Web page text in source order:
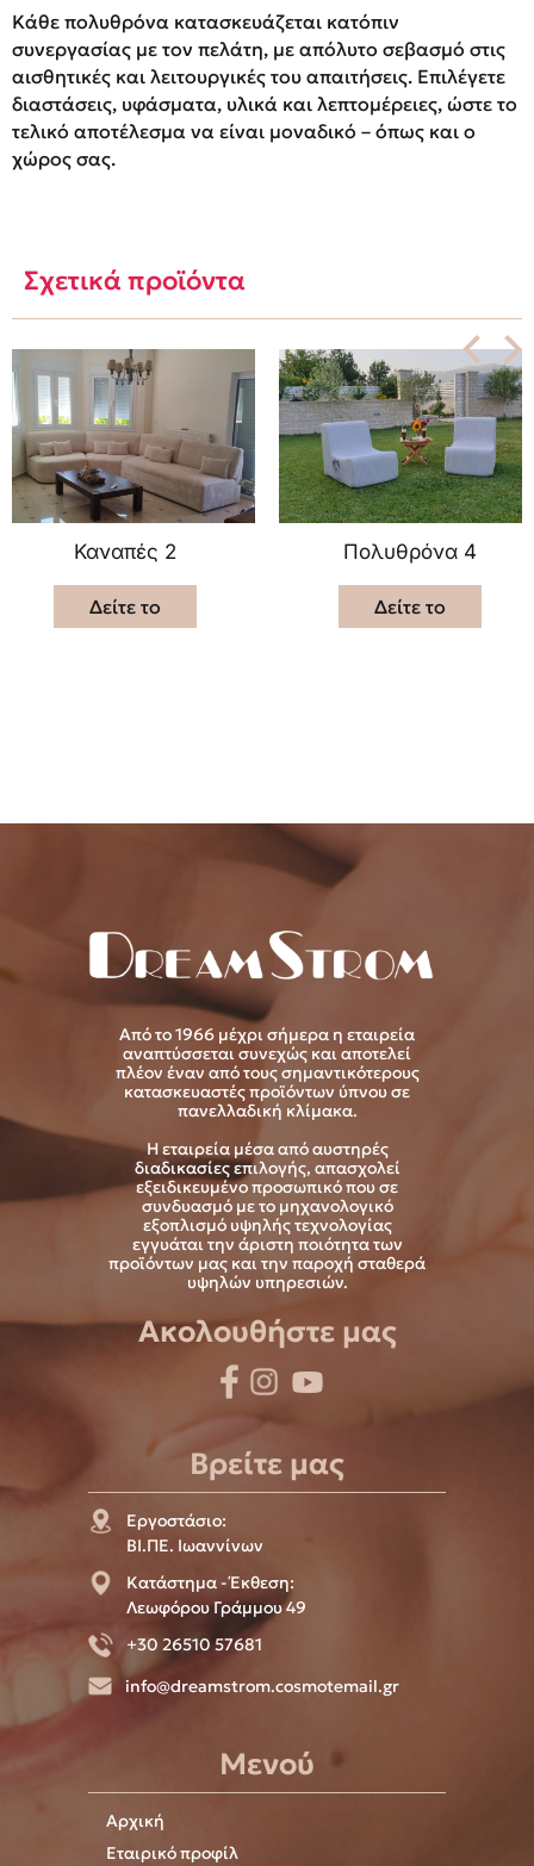
Κάθε πολυθρόνα κατασκευάζεται κατόπιν
συνεργασίας με τον πελάτη, με απόλυτο σεβασμό στις
αισθητικές και λειτουργικές του απαιτήσεις. Επιλέγετε
διαστάσεις, υφάσματα, υλικά και λεπτομέρειες, ώστε το
τελικό αποτέλεσμα να είναι μοναδικό – όπως και ο
χώρος σας.
Σχετικά προϊόντα
Καναπές 2
Δείτε το
Πολυθρόνα 4
Δείτε το
Από το 1966 μέχρι σήμερα η εταιρεία
αναπτύσσεται συνεχώς και αποτελεί
πλέον έναν από τους σημαντικότερους
κατασκευαστές προϊόντων ύπνου σε
πανελλαδική κλίμακα.
Η εταιρεία μέσα από αυστηρές
διαδικασίες επιλογής, απασχολεί
εξειδικευμένο προσωπικό που σε
συνδυασμό με το μηχανολογικό
εξοπλισμό υψηλής τεχνολογίας
εγγυάται την άριστη ποιότητα των
προϊόντων μας και την παροχή σταθερά
υψηλών υπηρεσιών.
Ακολουθήστε μας
Βρείτε μας
Εργοστάσιο:
ΒΙ.ΠΕ. Ιωαννίνων
Κατάστημα - Έκθεση:
Λεωφόρου Γράμμου 49
+30 26510 57681
info@dreamstrom.cosmotemail.gr
Μενού
Αρχική
Εταιρικό προφίλ